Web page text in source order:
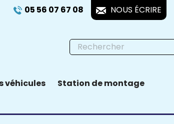
05 56 07 67 08 NOUS ÉCRIRE
véhicules
Station de montage